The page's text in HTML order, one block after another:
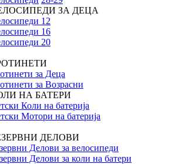
ЗА ДЕЦА
12
16
20
за Деца
за Возрасни
НА БАТЕРИ
Коли на батерија
Мотори на батерија
ДЕЛОВИ
Делови за велосипеди
Делови за коли на батери